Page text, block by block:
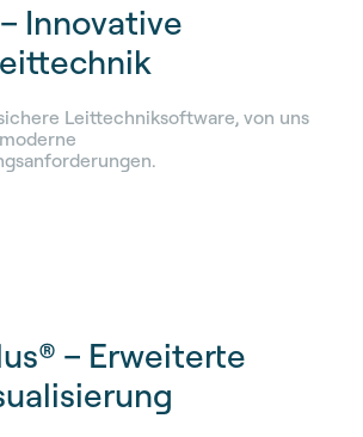
Innovative
Leittechniksoftware, von uns
– Erweiterte